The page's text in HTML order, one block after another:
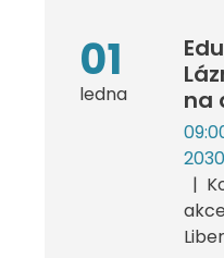
01
ledna
na
2030
akce